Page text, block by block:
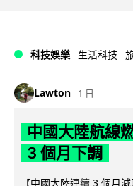
科技娛樂 生活科技
Lawton 1 日
中國大陸航線
3 個月下調
【中國大陸連續 3 個月